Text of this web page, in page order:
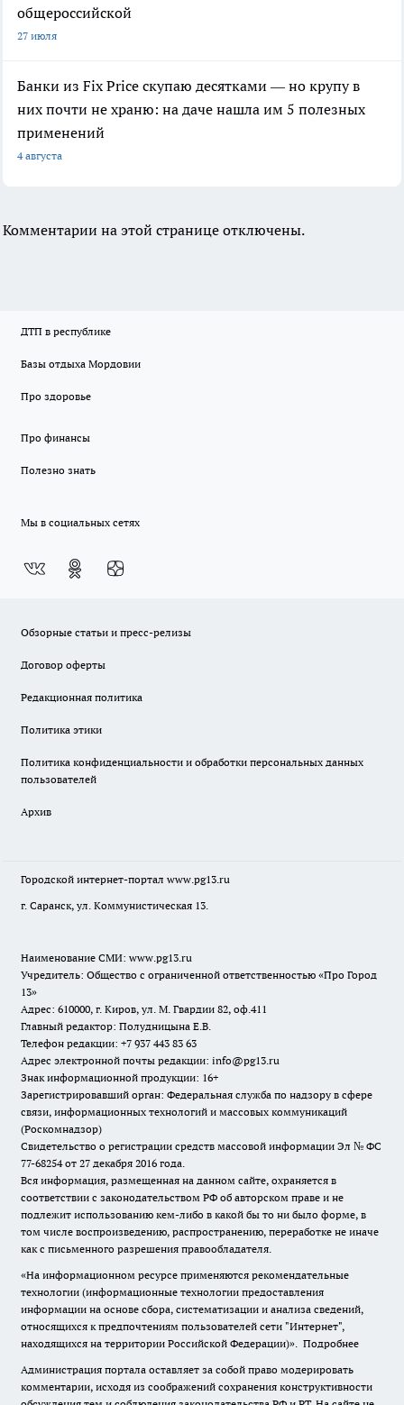
общероссийской
27 июля
Банки из Fix Price скупаю десятками — но крупу в
них почти не храню: на даче нашла им 5 полезных
применений
4 августа
Комментарии на этой странице отключены.
ДТП в республике
Базы отдыха Мордовии
Про здоровье
Про финансы
Полезно знать
Мы в социальных сетях
Обзорные статьи и пресс-релизы
Договор оферты
Редакционная политика
Политика этики
Политика конфиденциальности и обработки персональных данных
пользователей
Архив
Городской интернет-портал www.pg13.ru
г. Саранск, ул. Коммунистическая 13.
Наименование СМИ: www.pg13.ru
Учредитель: Общество с ограниченной ответственностью «Про Город
13»
Адрес: 610000, г. Киров, ул. М. Гвардии 82, оф.411
Главный редактор: Полудницына Е.В.
Телефон редакции: +7 937 443 83 63
Адрес электронной почты редакции: info@pg13.ru
Знак информационной продукции: 16+
Зарегистрировавший орган: Федеральная служба по надзору в сфере
связи, информационных технологий и массовых коммуникаций
(Роскомнадзор)
Свидетельство о регистрации средств массовой информации Эл № ФС
77-68254 от 27 декабря 2016 года.
Вся информация, размещенная на данном сайте, охраняется в
соответствии с законодательством РФ об авторском праве и не
подлежит использованию кем-либо в какой бы то ни было форме, в
том числе воспроизведению, распространению, переработке не иначе
как с письменного разрешения правообладателя.
«На информационном ресурсе применяются рекомендательные
технологии (информационные технологии предоставления
информации на основе сбора, систематизации и анализа сведений,
относящихся к предпочтениям пользователей сети "Интернет",
находящихся на территории Российской Федерации)». Подробнее
Администрация портала оставляет за собой право модерировать
комментарии, исходя из соображений сохранения конструктивности